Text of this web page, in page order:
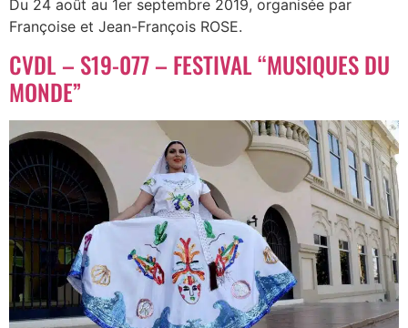
Du 24 août au 1er septembre 2019, organisée par
Françoise et Jean-François ROSE.
CVDL – S19-077 – FESTIVAL “MUSIQUES DU
MONDE”